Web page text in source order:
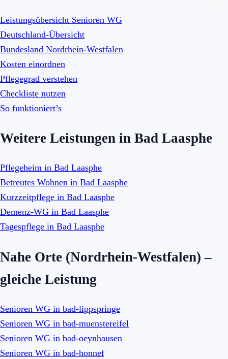
Leistungsübersicht Senioren WG
Deutschland-Übersicht
Bundesland Nordrhein-Westfalen
Kosten einordnen
Pflegegrad verstehen
Checkliste nutzen
So funktioniert’s
Weitere Leistungen in Bad Laasphe
Pflegeheim in Bad Laasphe
Betreutes Wohnen in Bad Laasphe
Kurzzeitpflege in Bad Laasphe
Demenz-WG in Bad Laasphe
Tagespflege in Bad Laasphe
Nahe Orte (Nordrhein-Westfalen) –
gleiche Leistung
Senioren WG in bad-lippspringe
Senioren WG in bad-muenstereifel
Senioren WG in bad-oeynhausen
Senioren WG in bad-honnef